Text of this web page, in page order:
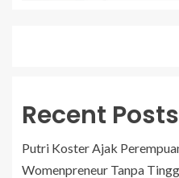
Recent Posts
Putri Koster Ajak
Womenpreneur Tanpa